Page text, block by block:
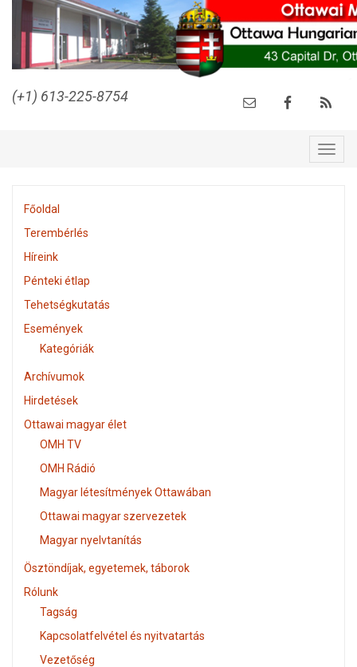
(+1) 613-225-8754
Főoldal
Terembérlés
Híreink
Pénteki étlap
Tehetségkutatás
Események
Kategóriák
Archívumok
Hirdetések
Ottawai magyar élet
OMH TV
OMH Rádió
Magyar létesítmények Ottawában
Ottawai magyar szervezetek
Magyar nyelvtanítás
Ösztöndíjak, egyetemek, táborok
Rólunk
Tagság
Kapcsolatfelvétel és nyitvatartás
Vezetőség